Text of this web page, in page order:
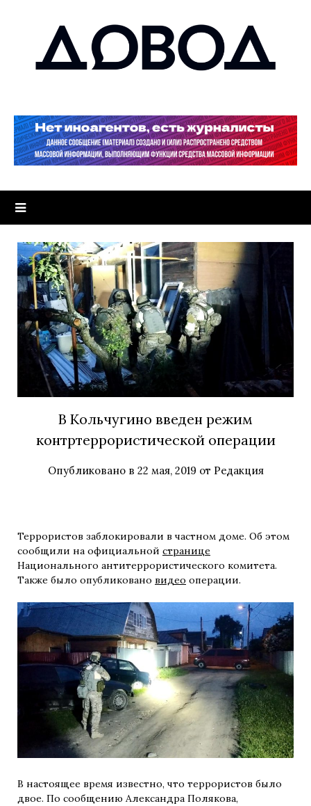
В Кольчугино введен режим
контртеррористической операции
Опубликовано в 22 мая, 2019 от Редакция
Террористов заблокировали в частном доме. Об этом
сообщили на официальной странице
Национального антитеррористического комитета.
Также было опубликовано видео операции.
В настоящее время известно, что террористов было
двое. По сообщению Александра Полякова,